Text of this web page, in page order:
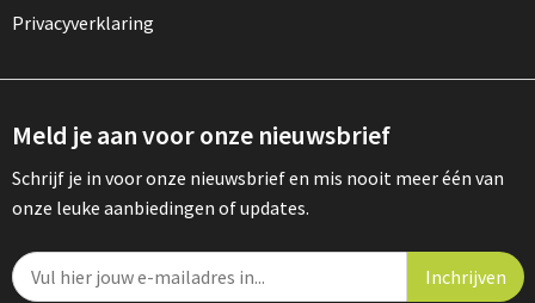
Privacyverklaring
Meld je aan voor onze nieuwsbrief
Schrijf je in voor onze nieuwsbrief en mis nooit meer één van
onze leuke aanbiedingen of updates.